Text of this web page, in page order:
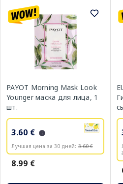
PAYOT Morning Mask Look
Younger маска для лица, 1
шт.
3.60 €
Лучшая цена за 30 дней: 3.60 €
8.99 €